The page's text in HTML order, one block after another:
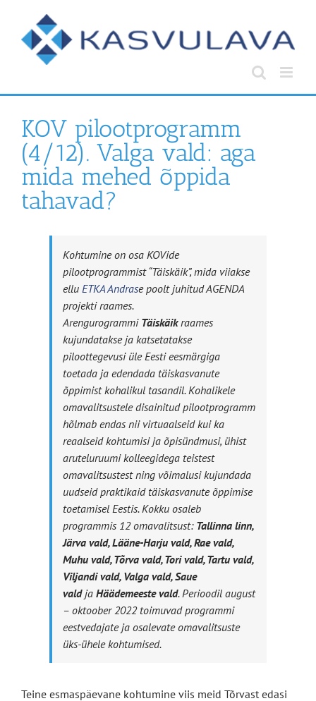
content
KOV pilootprogramm
(4/12). Valga vald: aga
mida mehed õppida
tahavad?
Kohtumine on osa KOVide
pilootprogrammist “Täiskäik”, mida viiakse
ellu ETKA Andrase poolt juhitud AGENDA
projekti raames.
Arengurogrammi Täiskäikraames
kujundatakse ja katsetatakse
piloottegevusi üle Eesti eesmärgiga
toetada ja edendada täiskasvanute
õppimist kohalikul tasandil. Kohalikele
omavalitsustele disainitud pilootprogramm
hõlmab endas nii virtuaalseid kui ka
reaalseid kohtumisi ja õpisündmusi, ühist
aruteluruumi kolleegidega teistest
omavalitsustest ning võimalusi kujundada
uudseid praktikaid täiskasvanute õppimise
toetamisel Eestis. Kokku osaleb
programmis 12 omavalitsust: Tallinna linn,
Järva vald, Lääne-Harju vald, Rae vald,
Muhu vald, Tõrva vald, Tori vald, Tartu vald,
Viljandi vald, Valga vald, Saue
valdja Häädemeeste vald. Perioodil august
– oktoober 2022 toimuvad programmi
eestvedajate ja osalevate omavalitsuste
üks-ühele kohtumised.
Teine esmaspäevane kohtumine viis meid Tõrvast edasi